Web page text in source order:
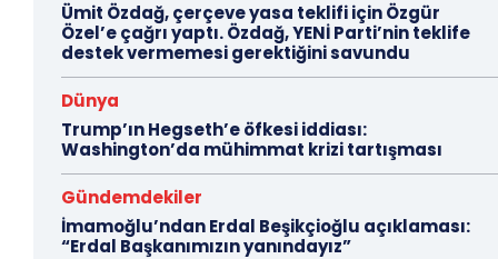
Ümit Özdağ, çerçeve yasa teklifi için Özgür
Özel’e çağrı yaptı. Özdağ, YENİ Parti’nin teklife
destek vermemesi gerektiğini savundu
Dünya
Trump’ın Hegseth’e öfkesi iddiası:
Washington’da mühimmat krizi tartışması
Gündemdekiler
İmamoğlu’ndan Erdal Beşikçioğlu açıklaması:
“Erdal Başkanımızın yanındayız”